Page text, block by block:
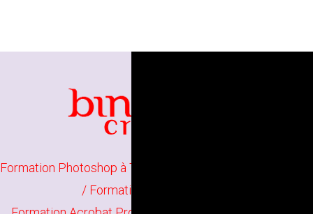
Formation Photoshop à Tulle
/ Formation Indesign à Tulle